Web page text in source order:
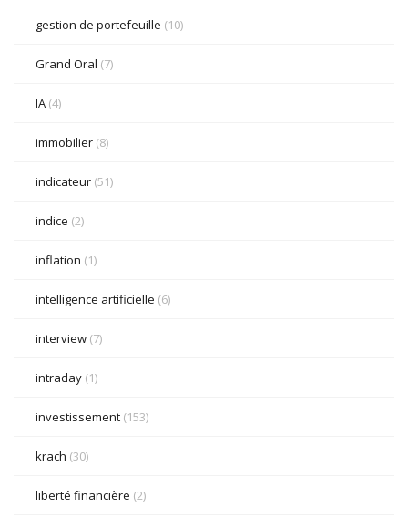
gestion de portefeuille (10)
Grand Oral (7)
IA (4)
immobilier (8)
indicateur (51)
indice (2)
inflation (1)
intelligence artificielle (6)
interview (7)
intraday (1)
investissement (153)
krach (30)
liberté financière (2)